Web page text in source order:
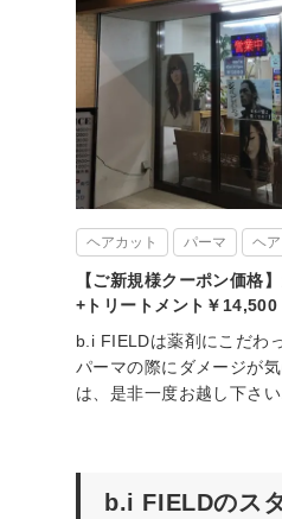
ヘアカット パーマ ヘ
【ご新規様クーポン価格
+トリートメント￥14,500
b.i FIELDは薬剤にこだわ
パーマの際にダメージが
は、是非一度お越し下さい
b.i FIELDのス